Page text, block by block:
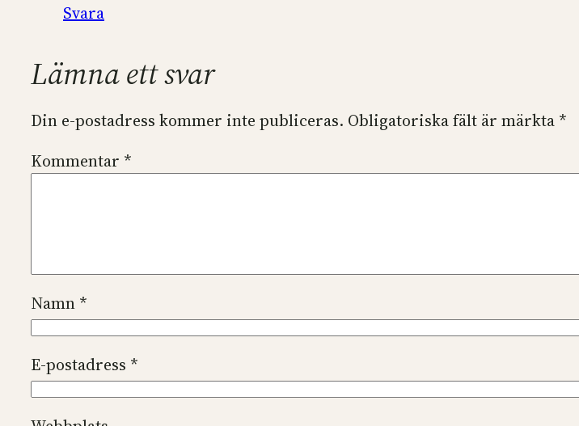
Svara
Lämna ett svar
Din e-postadress kommer inte publiceras. Obligatoriska fält är märkta *
Kommentar *
Namn *
E-postadress *